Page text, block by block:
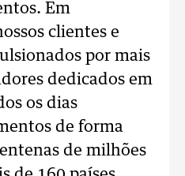
Em
clientes e
por mais
dedicados em
os dias
de forma
de milhões